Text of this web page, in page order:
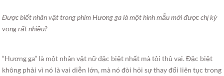
Được biết nhân vật trong phim Hương ga là một hình mẫu mới được chị kỳ
vọng rất nhiều?
“Hương ga” là một nhân vật nữ đặc biệt nhất mà tôi thủ vai. Đặc biệt
không phải vì nó là vai diễn lớn, mà nó đòi hỏi sự thay đổi liên tục trong